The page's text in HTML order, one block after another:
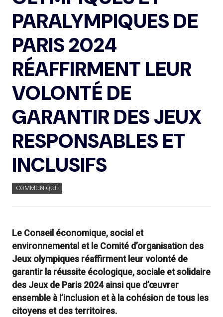
PARALYMPIQUES DE
PARIS 2024
RÉAFFIRMENT LEUR
VOLONTÉ DE
GARANTIR DES JEUX
RESPONSABLES ET
INCLUSIFS
COMMUNIQUÉ
Le Conseil économique, social et
environnemental et le Comité d’organisation des
Jeux olympiques réaffirment leur volonté de
garantir la réussite écologique, sociale et solidaire
des Jeux de Paris 2024 ainsi que d’œuvrer
ensemble à l’inclusion et à la cohésion de tous les
citoyens et des territoires.